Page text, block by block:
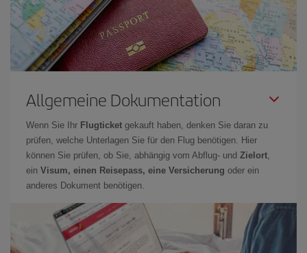
Allgemeine Dokumentation
Wenn Sie Ihr Flugticket gekauft haben, denken Sie daran zu
prüfen, welche Unterlagen Sie für den Flug benötigen. Hier
können Sie prüfen, ob Sie, abhängig vom Abflug- und Zielort,
ein Visum, einen Reisepass, eine Versicherung oder ein
anderes Dokument benötigen.